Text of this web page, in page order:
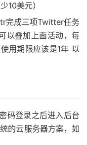
10美元）
完成三项Twitter任务
以叠加上面活动，每
用期限应该是1年 以
码登录之后进入后台
的云服务器方案，如